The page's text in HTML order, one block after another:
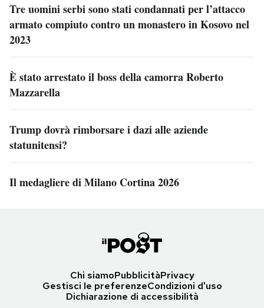
Tre uomini serbi sono stati condannati per l’attacco
armato compiuto contro un monastero in Kosovo nel
2023
È stato arrestato il boss della camorra Roberto
Mazzarella
Trump dovrà rimborsare i dazi alle aziende
statunitensi?
Il medagliere di Milano Cortina 2026
Chi siamoPubblicitàPrivacy
Gestisci le preferenzeCondizioni d'uso
Dichiarazione di accessibilità